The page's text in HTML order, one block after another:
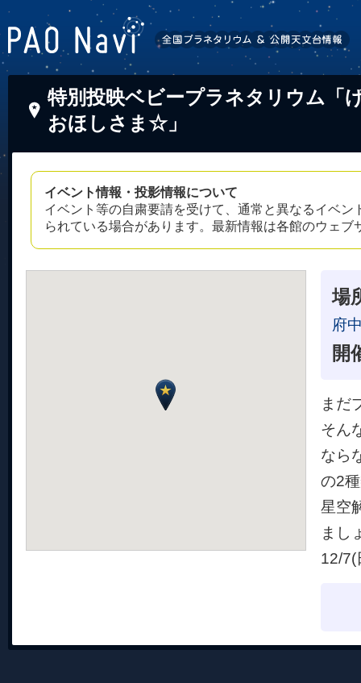
特別投映ベビープラネタリウム「
おほしさま☆」
イベント情報・投影情報について
イベント等の自粛要請を受けて、通常と異なるイベ
られている場合があります。最新情報は各館のウェ
場
府
開
まだ
そん
なら
の2
星空
まし
12/7(